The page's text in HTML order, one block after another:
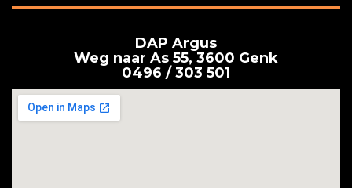
DAP Argus
Weg naar As 55, 3600 Genk
0496 / 303 501